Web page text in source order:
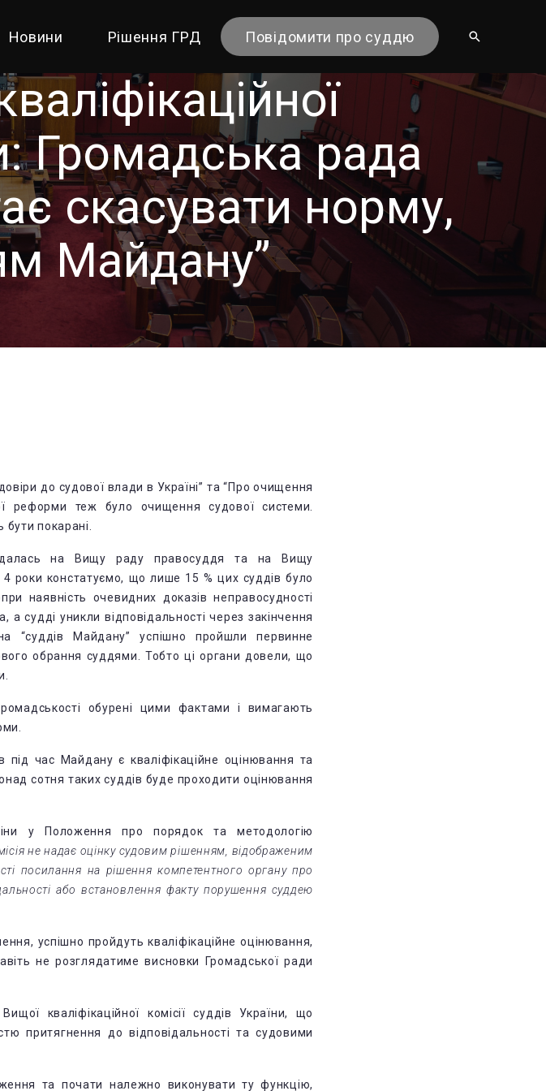
Новини Рішення ГРД Повідомити про суддю
Громадська рада
скасувати норму,
Майдану”
до судової влади в Україні” та “Про очищення
реформи теж було очищення судової системи.
покарані.
на Вищу раду правосуддя та на Вищу
4 роки констатуємо, що лише 15 % цих суддів було
наявність очевидних доказів неправосудності
судді уникли відповідальності через закінчення
“суддів Майдану” успішно пройшли первинне
обрання суддями. Тобто ці органи довели, що
обурені цими фактами і вимагають
час Майдану є кваліфікаційне оцінювання та
сотня таких суддів буде проходити оцінювання
у Положення про порядок та методологію
не надає оцінку судовим рішенням, відображеним
посилання на рішення компетентного органу про
або встановлення факту порушення суддею
успішно пройдуть кваліфікаційне оцінювання,
не розглядатиме висновки Громадської ради
кваліфікаційної комісії суддів України, що
притягнення до відповідальності та судовими
та почати належно виконувати ту функцію,